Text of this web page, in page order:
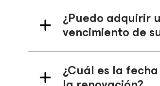
¿Puedo adquirir
vencimiento de
¿Cuál es la